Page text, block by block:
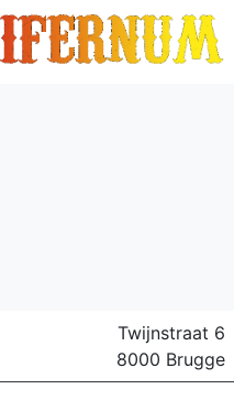
Twijnstraat 6
8000 Brugge